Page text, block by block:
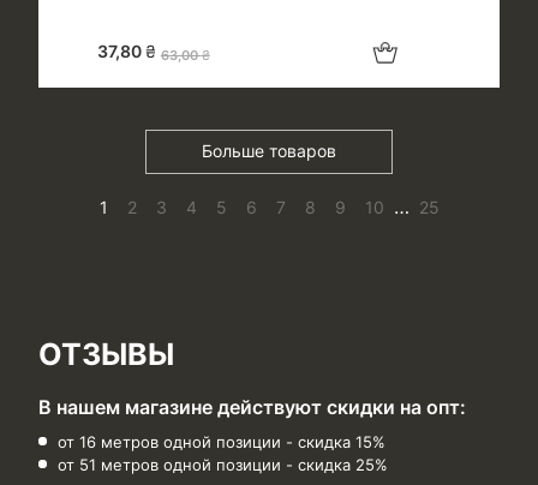
63,00₴
37,80₴ Добавить в корзину
Больше товаров
1 2 3 4 5 6 7 8 9 10 … 25
ОТЗЫВЫ
В нашем магазине действуют скидки на опт:
от 16 метров одной позиции - скидка 15%
от 51 метров одной позиции - скидка 25%